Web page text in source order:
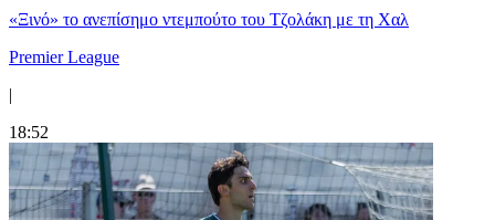
«Ξινό» το ανεπίσημο ντεμπούτο του Τζολάκη με τη Χαλ
Premier League
|
18:52